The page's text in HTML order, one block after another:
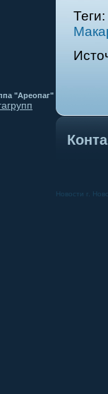
"Ареопаг"
Новости г.